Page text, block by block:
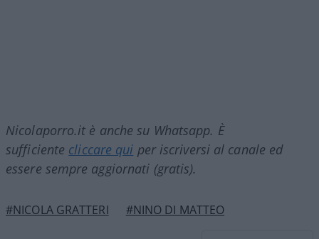
Nicolaporro.it è anche su Whatsapp. È
sufficiente cliccare qui per iscriversi al canale ed
essere sempre aggiornati (gratis).
#NICOLA GRATTERI #NINO DI MATTEO